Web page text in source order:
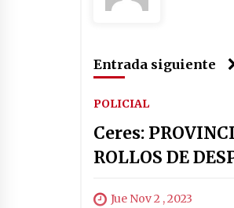
Entrada siguiente
POLICIAL
Ceres:
ROLLOS DE
Jue Nov 2 , 2023